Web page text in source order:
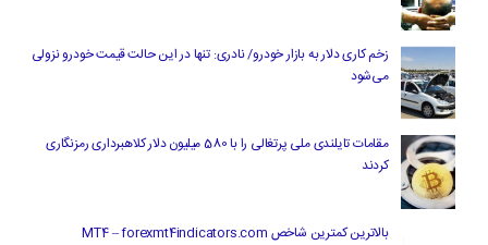
زخم کاری دلار به بازار خودرو/ نادری: تنها در این حالت قیمت خودرو نزولی
می‌شود
مقامات تایلندی ملی پرتغالی را با 580 میلیون دلار کلاهبرداری رمزنگاری
کردند
بالاترین کمترین شاخص MT4 – forexmt4indicators.com